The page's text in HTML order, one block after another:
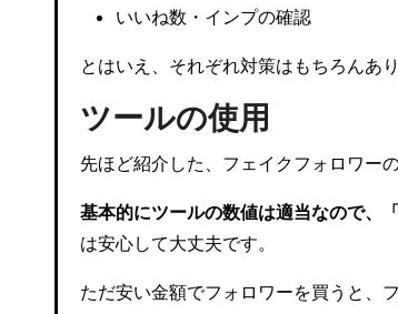
いいね数・インプの確認
とはいえ、それぞれ対策はもちろんあり
ツールの使用
先ほど紹介した、フェイクフォロワー
基本的にツールの数値は適当なので、
は安心して大丈夫です。
ただ安い金額でフォロワーを買うと、